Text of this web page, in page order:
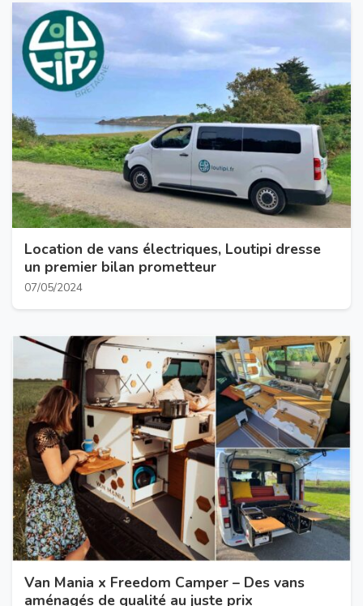
Location de vans électriques, Loutipi dresse
un premier bilan prometteur
07/05/2024
Van Mania x Freedom Camper – Des vans
aménagés de qualité au juste prix